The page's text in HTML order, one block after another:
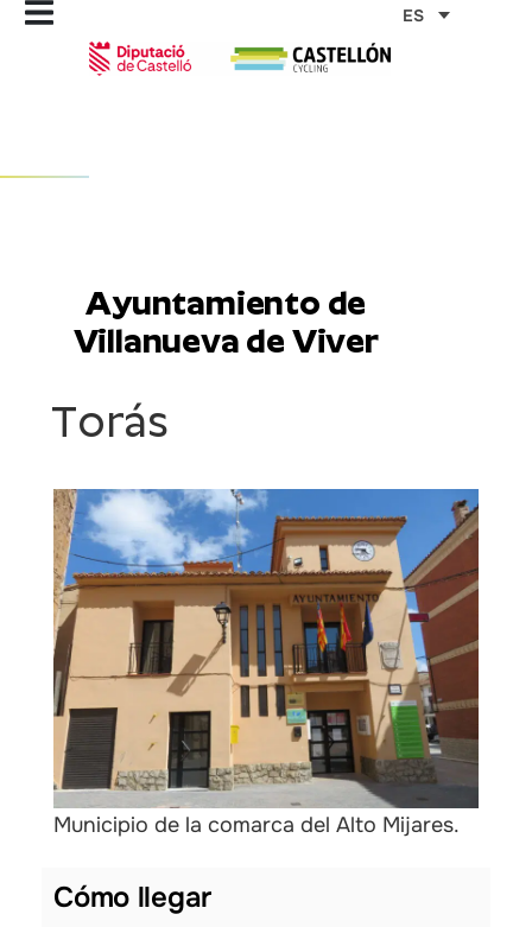
contenido
ES
Ayuntamiento de
Villanueva de Viver
Torás
Municipio de la comarca del Alto Mijares.
Cómo llegar